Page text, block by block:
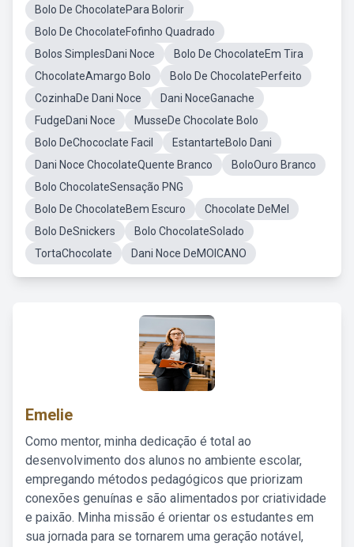
Bolo De ChocolatePara Bolorir
Bolo De ChocolateFofinho Quadrado
Bolos SimplesDani Noce
Bolo De ChocolateEm Tira
ChocolateAmargo Bolo
Bolo De ChocolatePerfeito
CozinhaDe Dani Noce
Dani NoceGanache
FudgeDani Noce
MusseDe Chocolate Bolo
Bolo DeChococlate Facil
EstantarteBolo Dani
Dani Noce ChocolateQuente Branco
BoloOuro Branco
Bolo ChocolateSensação PNG
Bolo De ChocolateBem Escuro
Chocolate DeMel
Bolo DeSnickers
Bolo ChocolateSolado
TortaChocolate
Dani Noce DeMOICANO
Emelie
Como mentor, minha dedicação é total ao
desenvolvimento dos alunos no ambiente escolar,
empregando métodos pedagógicos que priorizam
conexões genuínas e são alimentados por criatividade
e paixão. Minha missão é orientar os estudantes em
sua jornada para se tornarem uma geração notável,